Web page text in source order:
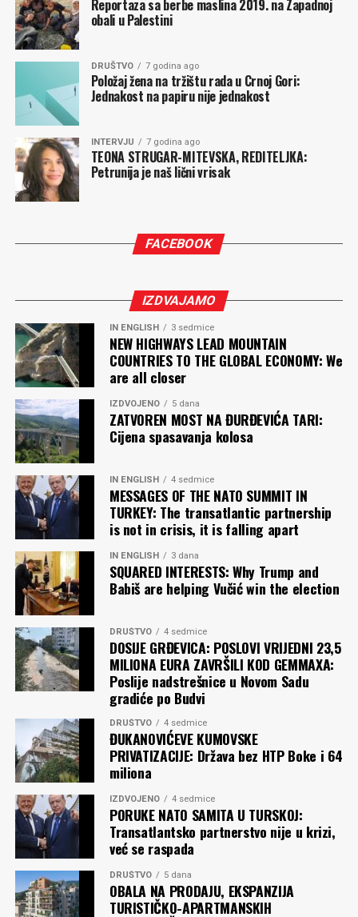
Reportaza sa berbe maslina 2019. na Zapadnoj
obali u Palestini
DRUŠTVO 7 godina ago
Položaj žena na tržištu rada u Crnoj Gori:
Jednakost na papiru nije jednakost
INTERVJU 7 godina ago
TEONA STRUGAR-MITEVSKA, REDITELJKA:
Petrunija je naš lični vrisak
FACEBOOK
IZDVAJAMO
IN ENGLISH 3 sedmice
NEW HIGHWAYS LEAD MOUNTAIN
COUNTRIES TO THE GLOBAL ECONOMY: We
are all closer
IZDVOJENO 5 dana
ZATVOREN MOST NA ĐURĐEVIĆA TARI:
Cijena spasavanja kolosa
IN ENGLISH 4 sedmice
MESSAGES OF THE NATO SUMMIT IN
TURKEY: The transatlantic partnership
is not in crisis, it is falling apart
IN ENGLISH 3 dana
SQUARED INTERESTS: Why Trump and
Babiš are helping Vučić win the election
DRUŠTVO 4 sedmice
DOSIJE GRĐEVICA: POSLOVI VRIJEDNI 23,5
MILIONA EURA ZAVRŠILI KOD GEMMAXA:
Poslije nadstrešnice u Novom Sadu
gradiće po Budvi
DRUŠTVO 4 sedmice
ĐUKANOVIĆEVE KUMOVSKE
PRIVATIZACIJE: Država bez HTP Boke i 64
miliona
IZDVOJENO 4 sedmice
PORUKE NATO SAMITA U TURSKOJ:
Transatlantsko partnerstvo nije u krizi,
već se raspada
DRUŠTVO 5 dana
OBALA NA PRODAJU, EKSPANZIJA
TURISTIČKO-APARTMANSKIH